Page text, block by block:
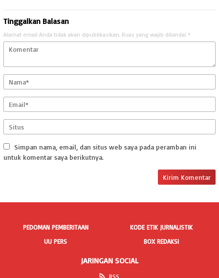
Tinggalkan Balasan
Alamat email Anda tidak akan dipublikasikan. Ruas yang wajib ditandai *
Simpan nama, email, dan situs web saya pada peramban ini
untuk komentar saya berikutnya.
PEDOMAN PEMBERITAAN
KODE ETIK JURNALISTIK
UU PERS
BOX REDAKSI
JARINGAN SOCIAL